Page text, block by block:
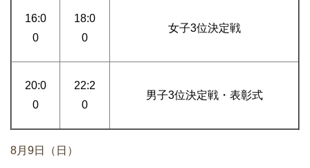
16:0
0
18:0
0
女子3位決定戦
20:0
0
22:2
0
男子3位決定戦・表彰式
8月9日（日）